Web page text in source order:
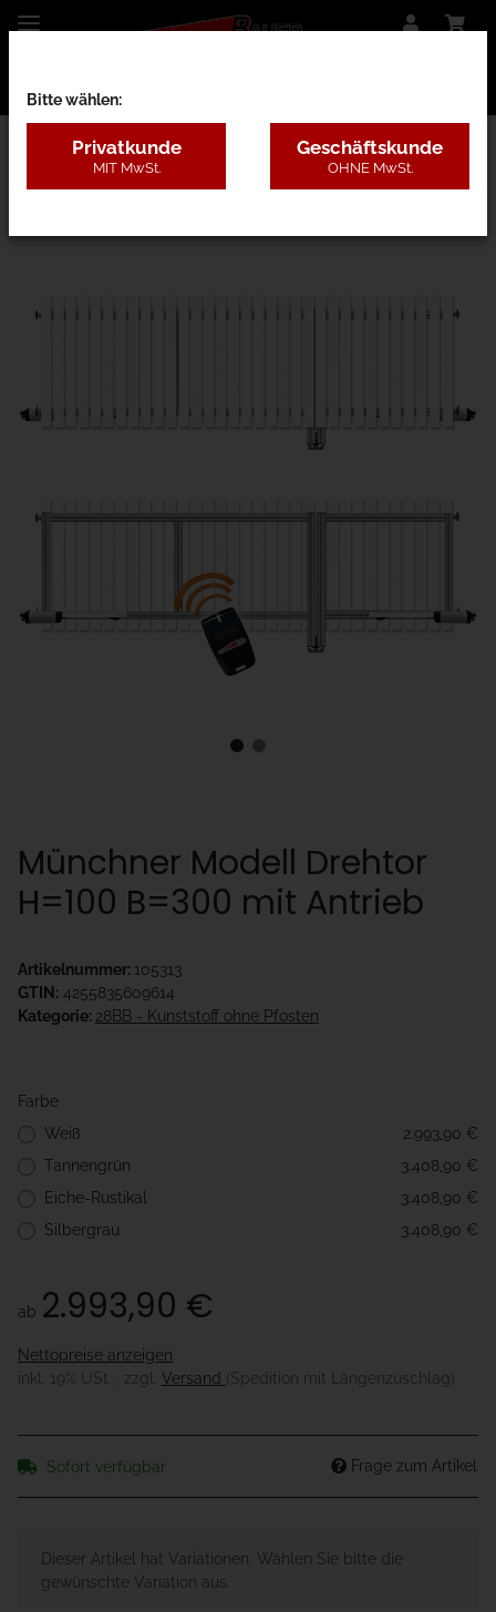
28BB - Kunststoff ohne Pfosten
Münchner Modell Drehtor
H=100 B=300 mit Antrieb
Artikelnummer: 105313
GTIN: 4255835609614
Kategorie: 28BB - Kunststoff ohne Pfosten
Farbe
Weiß
2.993,90 €
Tannengrün
3.408,90 €
Eiche-Rustikal
3.408,90 €
Silbergrau
3.408,90 €
ab 2.993,90 €
Nettopreise anzeigen
inkl. 19% USt. , zzgl. Versand (Spedition mit Längenzuschlag)
Sofort verfügbar Frage zum Artikel
xDieser Artikel hat Variationen. Wählen Sie bitte die
gewünschte Variation aus.
Bitte wählen:
Privatkunde
MIT MwSt.
Geschäftskunde
OHNE MwSt.